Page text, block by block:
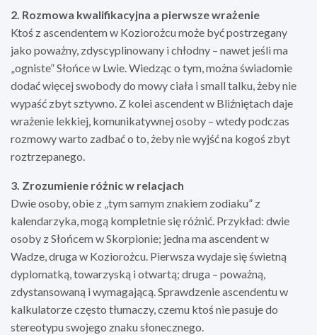
2. Rozmowa kwalifikacyjna a pierwsze wrażenie
Ktoś z ascendentem w Koziorożcu może być postrzegany
jako poważny, zdyscyplinowany i chłodny – nawet jeśli ma
„ogniste” Słońce w Lwie. Wiedząc o tym, można świadomie
dodać więcej swobody do mowy ciała i small talku, żeby nie
wypaść zbyt sztywno. Z kolei ascendent w Bliźniętach daje
wrażenie lekkiej, komunikatywnej osoby – wtedy podczas
rozmowy warto zadbać o to, żeby nie wyjść na kogoś zbyt
roztrzepanego.
3. Zrozumienie różnic w relacjach
Dwie osoby, obie z „tym samym znakiem zodiaku” z
kalendarzyka, mogą kompletnie się różnić. Przykład: dwie
osoby z Słońcem w Skorpionie; jedna ma ascendent w
Wadze, druga w Koziorożcu. Pierwsza wydaje się świetną
dyplomatką, towarzyską i otwartą; druga – poważną,
zdystansowaną i wymagającą. Sprawdzenie ascendentu w
kalkulatorze często tłumaczy, czemu ktoś nie pasuje do
stereotypu swojego znaku słonecznego.